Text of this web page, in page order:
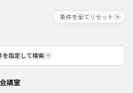
条件を全てリセット
を指定して検索
議室